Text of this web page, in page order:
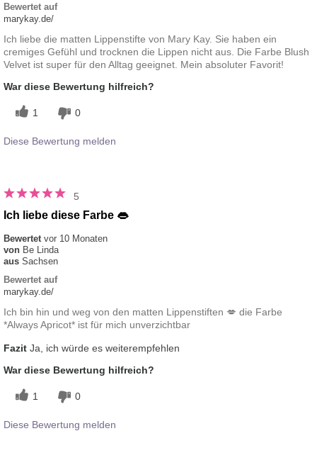
Bewertet auf
marykay.de/
Ich liebe die matten Lippenstifte von Mary Kay. Sie haben ein
cremiges Gefühl und trocknen die Lippen nicht aus. Die Farbe Blush
Velvet ist super für den Alltag geeignet. Mein absoluter Favorit!
War diese Bewertung hilfreich?
1 0
Diese Bewertung melden
5
Ich liebe diese Farbe 👄
Bewertet vor 10 Monaten
von Be Linda
aus Sachsen
Bewertet auf
marykay.de/
Ich bin hin und weg von den matten Lippenstiften 💋 die Farbe
*Always Apricot* ist für mich unverzichtbar
Fazit Ja, ich würde es weiterempfehlen
War diese Bewertung hilfreich?
1 0
Diese Bewertung melden